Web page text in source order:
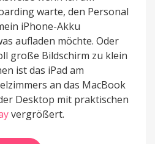
warte, den Personal
iPhone-Akku
aufladen möchte. Oder
große Bildschirm zu klein
ist das iPad am
an das MacBook
Desktop mit praktischen
vergrößert.